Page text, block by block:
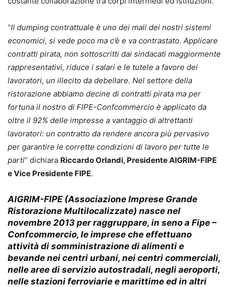
“Il dumping contrattuale è uno dei mali dei nostri sistemi
economici, si vede poco ma c’è e va contrastato. Applicare
contratti pirata, non sottoscritti dai sindacati maggiormente
rappresentativi, riduce i salari e le tutele a favore dei
lavoratori, un illecito da debellare. Nel settore della
ristorazione abbiamo decine di contratti pirata ma per
fortuna il nostro di FIPE-Confcommercio è applicato da
oltre il 92% delle impresse a vantaggio di altrettanti
lavoratori: un contratto da rendere ancora più pervasivo
per garantire le corrette condizioni di lavoro per tutte le
parti” dichiara Riccardo Orlandi, Presidente AIGRIM-FIPE
e Vice Presidente FIPE.
AIGRIM-FIPE (Associazione Imprese Grande
Ristorazione Multilocalizzate) nasce nel
novembre 2013 per raggruppare, in seno a Fipe –
Confcommercio, le imprese che effettuano
attività di somministrazione di alimenti e
bevande nei centri urbani, nei centri commerciali,
nelle aree di servizio autostradali, negli aeroporti,
nelle stazioni ferroviarie e marittime ed in altri